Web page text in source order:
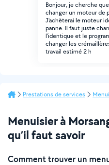
Bonjour, je cherche
changer un moteur de
J'achèterai le moteur
panne. Il faut juste
l'identique et le
changer les
travail estimé 2 h
Prestations de services
Menuisier à
qu’il faut savoir
Comment trouver un